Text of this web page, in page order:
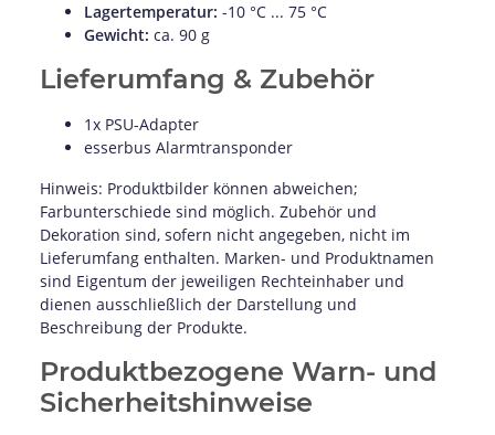
Lagertemperatur: -10 °C ... 75 °C
Gewicht: ca. 90 g
Lieferumfang & Zubehör
1x PSU-Adapter
esserbus Alarmtransponder
Hinweis: Produktbilder können abweichen;
Farbunterschiede sind möglich. Zubehör und
Dekoration sind, sofern nicht angegeben, nicht im
Lieferumfang enthalten. Marken- und Produktnamen
sind Eigentum der jeweiligen Rechteinhaber und
dienen ausschließlich der Darstellung und
Beschreibung der Produkte.
Produktbezogene Warn- und
Sicherheitshinweise